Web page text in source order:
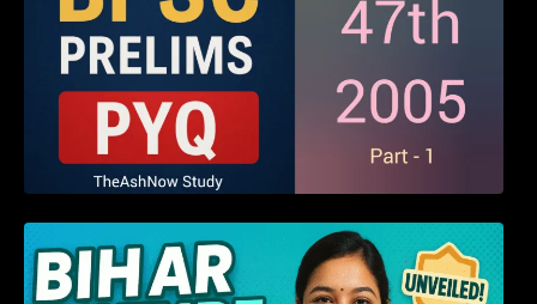
हम बिहारवासी: भाषाओं व संस्कृतियों की धरोहर “हमारा
बिहार”